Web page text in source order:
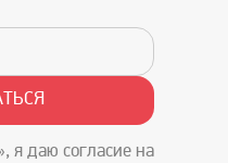
я даю согласие на